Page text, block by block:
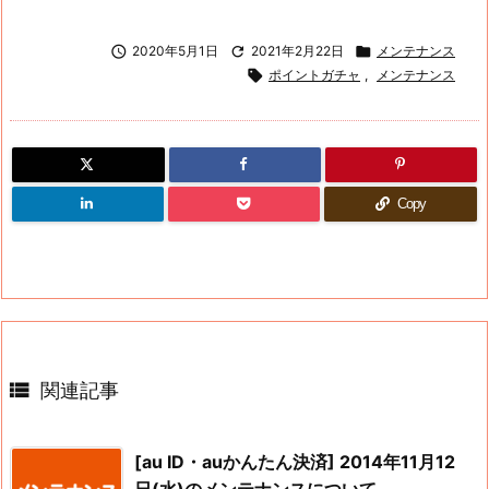
 2020年5月1日  2021年2月22日  メンテナンス
 ポイントガチャ , メンテナンス
Copy
 関連記事
[au ID・auかんたん決済] 2014年11月12